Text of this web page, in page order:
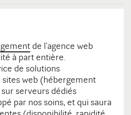
de l'agence web
à part entière.
de solutions
web (hébergement
serveurs dédiés
par nos soins, et qui saura